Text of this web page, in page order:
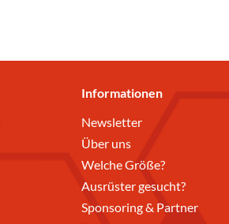
Informationen
Newsletter
Über uns
Welche Größe?
Ausrüster gesucht?
Sponsoring & Partner